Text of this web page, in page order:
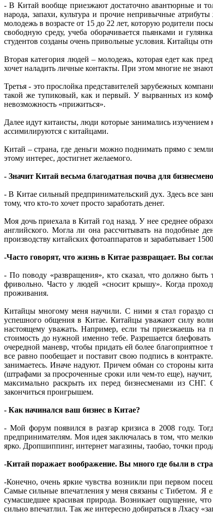
- В Китай вообще приезжают достаточно авантюрные и
народа, запахи, культура и прочие непривычные
молодежь в возрасте от 15 до 22 лет, которую родители
свободную среду, учеба оборачивается пьянками и
студентов созданы очень привольные условия. Китайцы
Вторая категория людей – молодежь, которая едет как
хочет наладить личные контакты. При этом многие не
Третья - это прослойка представителей зарубежных
такой же тупиковый, как и первый. У вырванных из
невозможность «прижиться».
Далее идут китаисты, люди которые занимались
ассимилируются с китайцами.
Китай – страна, где деньги можно поднимать прямо с
этому интерес, достигнет желаемого.
- Значит Китай весьма благодатная почва для
- В Китае сильный предпринимательский дух. Здесь все
тому, что кто-то хочет просто заработать денег.
Моя дочь приехала в Китай год назад. У нее среднее
английского. Могла ли она рассчитывать на подобные
производству китайских фотоаппаратов и зарабатывает
-Часто говорят, что жизнь в Китае развращает. Вы
- По поводу «развращения», кто сказал, что должно быть
фривольно. Часто у людей «сносит крышу». Когда
проживания.
Китайцы многому меня научили. С ними я стал гораздо
успешного общения в Китае. Китайцы уважают силу
настоящему уважать. Например, если ты приезжаешь на
стоимость до нужной именно тебе. Разрешается
очередной маневр, чтобы придать ей более
все равно пообещает и поставит свою подпись в
занимаетесь. Иначе надуют. Причем обман со стороны
(штрафами за просроченные сроки или чем-то еще),
максимально раскрыть их перед бизнесменами из
закончиться проигрышем.
- Как начинался ваш бизнес в Китае?
- Мой форум появился в разгар кризиса в 2008 году.
предпринимателям. Моя идея заключалась в том, что
ярко. Дропшиппинг, интернет магазины, таобао, точки
-Китай поражает воображение. Вы много где были в
-Конечно, очень яркие чувства возникли при первом
Самые сильные впечатления у меня связаны с Тибетом. Я
сумасшедшее красивая природа. Возникает ощущение,
сильно впечатлил. Так же интересно добираться в Лхасу